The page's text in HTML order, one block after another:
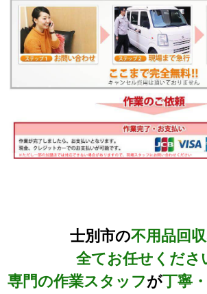
士別市の不用品回収
全てお任せくださ
専門の作業スタッフが丁寧